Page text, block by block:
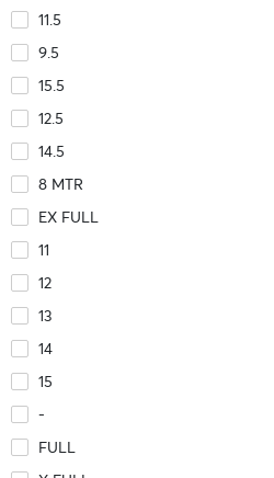
11.5
9.5
15.5
12.5
14.5
8 MTR
EX FULL
11
12
13
14
15
-
FULL